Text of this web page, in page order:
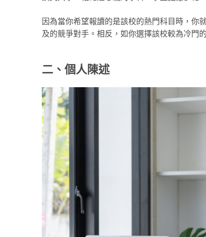
因為當你希望報讀的是該校的熱門科目時，你
及的競爭對手。相反，如你選擇該校較為冷門
二、個人陳述